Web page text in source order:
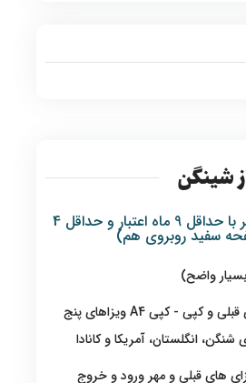
شینگن
1- اصل گذرنامه معتبر با حداقل 9 ماه اعتبار و حداقل 4
سفید روبروی هم)
اصل پاسپورت های قبلی و کپی - کپی A4 ویزاهای پنج
انگلستان، آمریکا و کانادا
های قبلی و مهر ورود و خروج